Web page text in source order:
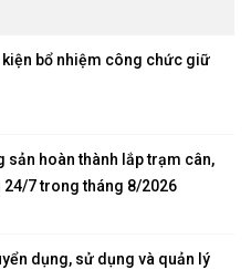
kiện bổ nhiệm công chức giữ
sản hoàn thành lắp trạm cân,
7 trong tháng 8/2026
dụng, sử dụng và quản lý